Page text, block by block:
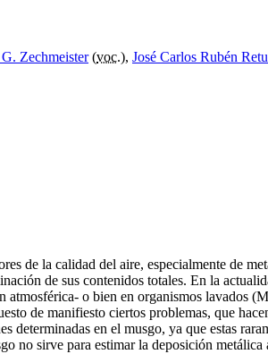
Zechmeister(voc.), José Carlos Rubén
de la calidad del aire, especialmente de
de sus contenidos totales. En la
o bien en organismos lavados
de manifiesto ciertos problemas, que
en el musgo, ya que estas
no sirve para estimar la deposición